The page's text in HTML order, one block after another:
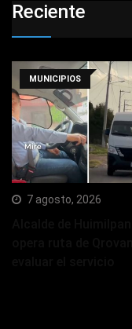
Reciente
MUNICIPIOS
7 agosto, 2026